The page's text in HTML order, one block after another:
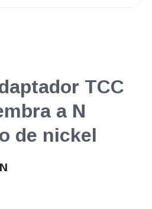
TCC
a N
de nickel